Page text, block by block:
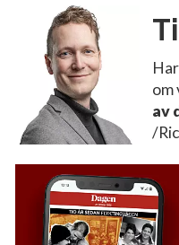
om
av
/